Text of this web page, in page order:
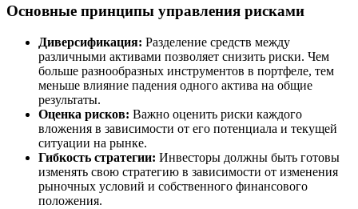
Основные принципы управления рисками
Диверсификация: Разделение средств между
различными активами позволяет снизить риски. Чем
больше разнообразных инструментов в портфеле, тем
меньше влияние падения одного актива на общие
результаты.
Оценка рисков: Важно оценить риски каждого
вложения в зависимости от его потенциала и текущей
ситуации на рынке.
Гибкость стратегии: Инвесторы должны быть готовы
изменять свою стратегию в зависимости от изменения
рыночных условий и собственного финансового
положения.